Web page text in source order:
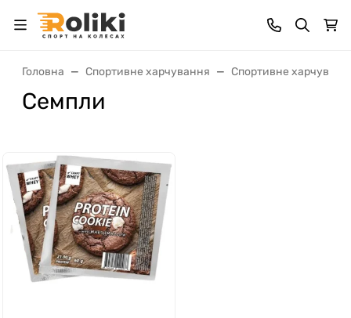
Головна Спортивне харчування Спортивне
Семпли